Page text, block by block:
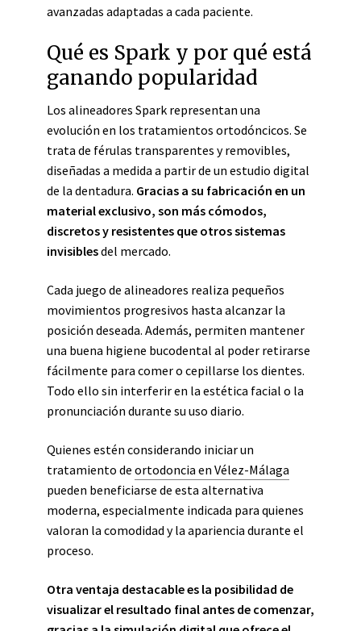
avanzadas adaptadas a cada paciente.
Qué es Spark y por qué está
ganando popularidad
Los alineadores Spark representan una
evolución en los tratamientos ortodóncicos. Se
trata de férulas transparentes y removibles,
diseñadas a medida a partir de un estudio digital
de la dentadura. Gracias a su fabricación en un
material exclusivo, son más cómodos,
discretos y resistentes que otros sistemas
invisiblesdel mercado.
Cada juego de alineadores realiza pequeños
movimientos progresivos hasta alcanzar la
posición deseada. Además, permiten mantener
una buena higiene bucodental al poder retirarse
fácilmente para comer o cepillarse los dientes.
Todo ello sin interferir en la estética facial o la
pronunciación durante su uso diario.
Quienes estén considerando iniciar un
tratamiento de ortodoncia en Vélez-Málaga
pueden beneficiarse de esta alternativa
moderna, especialmente indicada para quienes
valoran la comodidad y la apariencia durante el
proceso.
Otra ventaja destacable es la posibilidad de
visualizar el resultado final antes de comenzar,